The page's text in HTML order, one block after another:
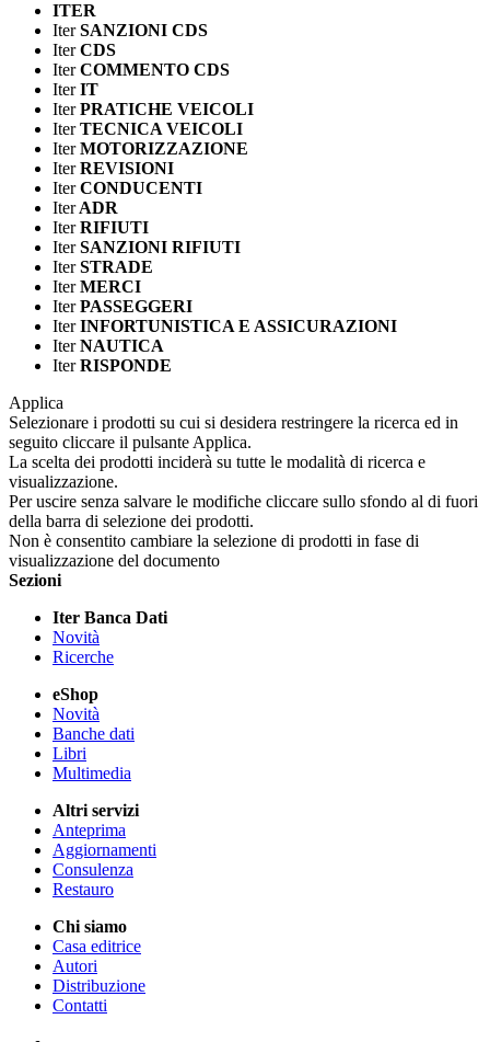
ITER
IterSANZIONI CDS
IterCDS
IterCOMMENTO CDS
IterIT
IterPRATICHE VEICOLI
IterTECNICA VEICOLI
IterMOTORIZZAZIONE
IterREVISIONI
IterCONDUCENTI
IterADR
IterRIFIUTI
IterSANZIONI RIFIUTI
IterSTRADE
IterMERCI
IterPASSEGGERI
IterINFORTUNISTICA E ASSICURAZIONI
IterNAUTICA
IterRISPONDE
Applica
Selezionare i prodotti su cui si desidera restringere la ricerca ed in
seguito cliccare il pulsante Applica.
La scelta dei prodotti inciderà su tutte le modalità di ricerca e
visualizzazione.
Per uscire senza salvare le modifiche cliccare sullo sfondo al di fuori
della barra di selezione dei prodotti.
Non è consentito cambiare la selezione di prodotti in fase di
visualizzazione del documento
Sezioni
Iter Banca Dati
Novità
Ricerche
eShop
Novità
Banche dati
Libri
Multimedia
Altri servizi
Anteprima
Aggiornamenti
Consulenza
Restauro
Chi siamo
Casa editrice
Autori
Distribuzione
Contatti